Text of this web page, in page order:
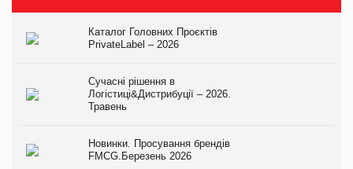
Каталог Головних Проєктів
PrivateLabel – 2026
Сучасні рішення в
Логістиці&Дистрибуції – 2026.
Травень
Новинки. Просування брендів
FMCG.Березень 2026